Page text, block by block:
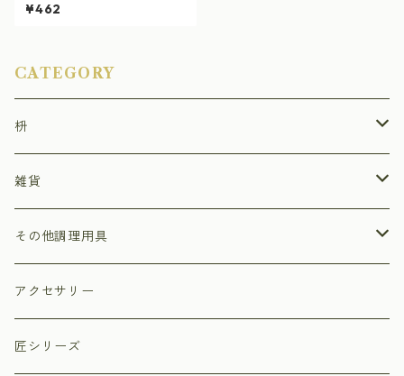
¥462
CATEGORY
枡
ひのき枡
杉枡
デザイン枡
福枡
プリザーブドフラワーアレンジ枡
雑貨
ストラップ
小物入れ
ペン立て
その他調理用具
まな板
押しずし型
アクセサリー
匠シリーズ